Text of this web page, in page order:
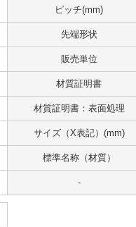
ピッチ(mm)
先端形状
販売単位
材質証明書
材質証明書：表面処理
サイズ（X表記）(mm)
標準名称（材質）
-